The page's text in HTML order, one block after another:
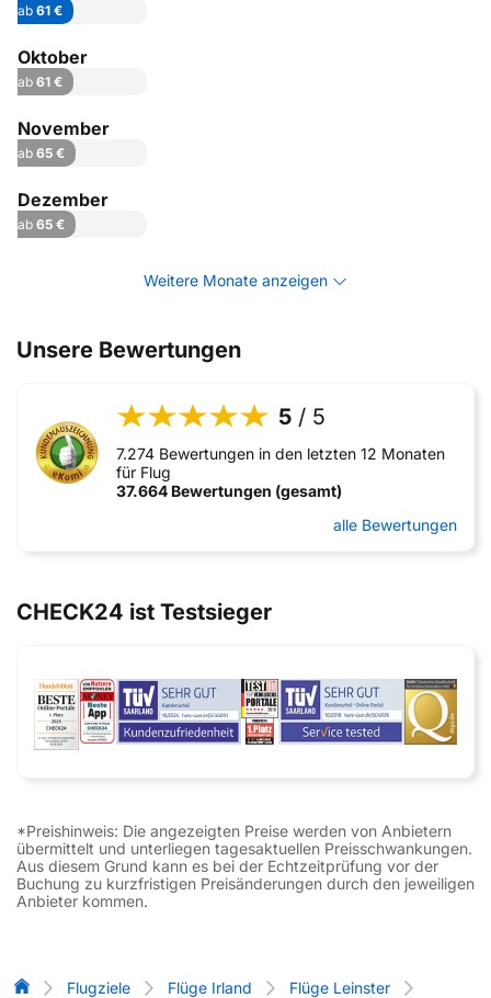
ab 61 €
Oktober
ab 61 €
November
ab 65 €
Dezember
ab 65 €
Weitere Monate anzeigen
Unsere Bewertungen
5 / 5
7.274 Bewertungen in den letzten 12 Monaten
für Flug
37.664 Bewertungen (gesamt)
alle Bewertungen
CHECK24 ist Testsieger
*Preishinweis: Die angezeigten Preise werden von Anbietern
übermittelt und unterliegen tagesaktuellen Preisschwankungen.
Aus diesem Grund kann es bei der Echtzeitprüfung vor der
Buchung zu kurzfristigen Preisänderungen durch den jeweiligen
Anbieter kommen.
Flug-Vergleich
Flugziele Flüge Irland
Flüge Leinster